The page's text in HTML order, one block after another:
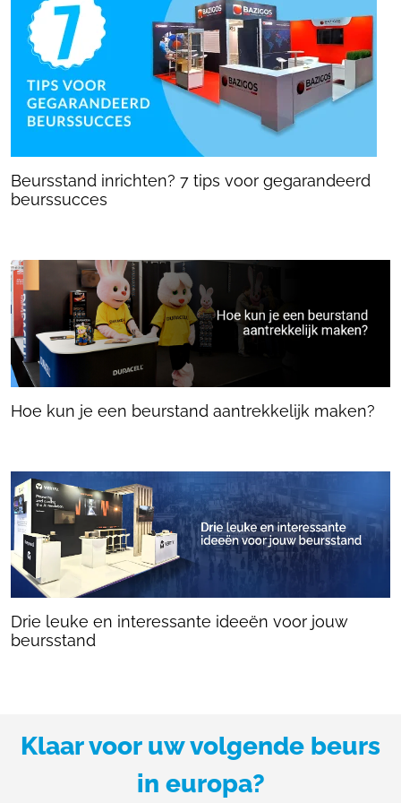
Beursstand inrichten? 7 tips voor gegarandeerd
beurssucces
Hoe kun je een beurstand aantrekkelijk maken?
Drie leuke en interessante ideeën voor jouw
beursstand
Klaar voor uw volgende beurs
in europa?